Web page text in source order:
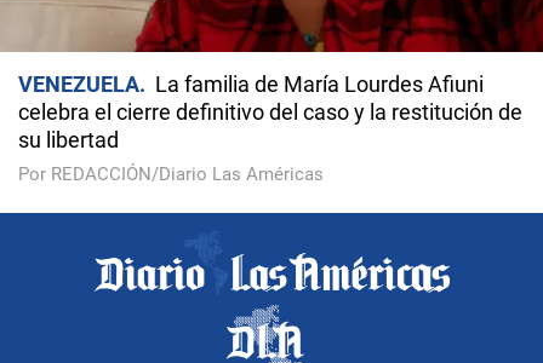
VENEZUELA
La familia de María Lourdes Afiuni
celebra el cierre definitivo del caso y la restitución de
su libertad
Por REDACCIÓN/Diario Las Américas